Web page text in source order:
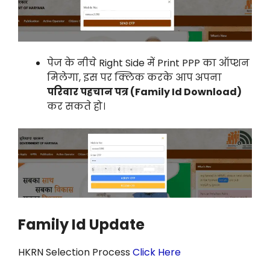
पेज के नीचे Right Side में Print PPP का ऑप्शन
मिलेगा, इस पर क्लिक करके आप अपना
परिवार पहचान पत्र (Family Id Download)
कर सकते हो।
Family Id Update
HKRN Selection Process Click Here